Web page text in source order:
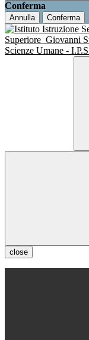
Conferma
Annulla Conferma
Superiore Giovanni
Scienze Umane -
close